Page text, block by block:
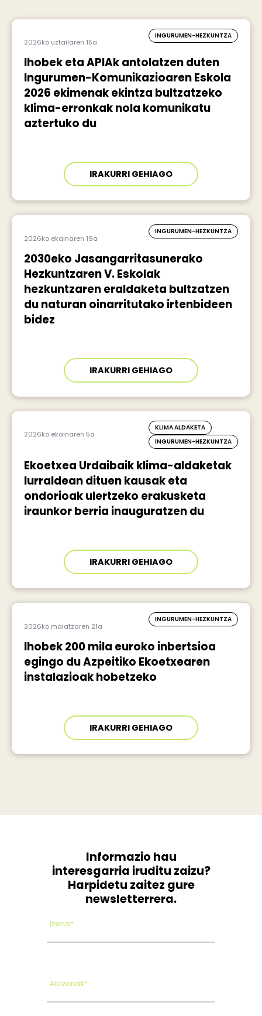
2026ko uztailaren 15a
INGURUMEN-HEZKUNTZA
Ihobek eta APIAk antolatzen duten
Ingurumen-Komunikazioaren Eskola
2026 ekimenak ekintza bultzatzeko
klima-erronkak nola komunikatu
aztertuko du
IRAKURRI GEHIAGO
2026ko ekainaren 19a
INGURUMEN-HEZKUNTZA
2030eko Jasangarritasunerako
Hezkuntzaren V. Eskolak
hezkuntzaren eraldaketa bultzatzen
du naturan oinarritutako irtenbideen
bidez
IRAKURRI GEHIAGO
2026ko ekainaren 5a
KLIMA ALDAKETA
INGURUMEN-HEZKUNTZA
Ekoetxea Urdaibaik klima-aldaketak
lurraldean dituen kausak eta
ondorioak ulertzeko erakusketa
iraunkor berria inauguratzen du
IRAKURRI GEHIAGO
2026ko maiatzaren 21a
INGURUMEN-HEZKUNTZA
Ihobek 200 mila euroko inbertsioa
egingo du Azpeitiko Ekoetxearen
instalazioak hobetzeko
IRAKURRI GEHIAGO
Informazio hau
interesgarria iruditu zaizu?
Harpidetu zaitez gure
newsletterrera.
Izena*
Abizenak*